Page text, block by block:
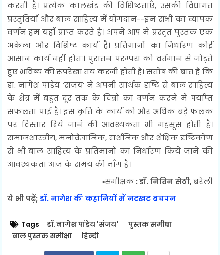
करती है। प्रत्येक कालखंड की विशिष्टताएँ, उसकी विधागत
प्रस्तुतियाँ और बाल साहित्य में योगदान--इन सभी का व्यापक
वर्णन हम यहाँ प्राप्त करते हैं। अपने आप में प्रस्तुत पुस्तक एक
अकेला और विशिष्ट कार्य है। प्रतिमानों का निर्धारण कोई
आसान कार्य नहीं होता। पुरातन परम्परा को वर्तमान से जोड़ते
हुए भविष्य की रूपरेखा तय करनी होती है। संतोष की बात है कि
डा. नागेश पांडेय ‘संजय’ ने अपनी सार्थक दृष्टि से बाल साहित्य
के क्षेत्र में बहुत दूर तक के चित्रों का वर्णन करने में पर्याप्त
सफलता पाई है। इस कृति के कार्य को और अधिक बड़े फलक
पर विस्तार दिये जाने की आवश्यकता भी महसूस होती है।
समाजशास्त्रीय, मनोवैज्ञानिक, दार्शनिक और शैक्षिक दृष्टिकोण
से भी बाल साहित्य के प्रतिमानों का निर्धारण किये जाने की
आवश्यकता आज के समय की माँग है।
▪️समीक्षक : डॉ. नितिन सेठी,बरेली
ये भी पढ़ें; डॉ. नागेश की कहानियों में नटखट बचपन
Tags डॉ. नागेश पांडेय 'संजय'
पुस्तक समीक्षा
बाल पुस्तक समीक्षा
हिन्दी